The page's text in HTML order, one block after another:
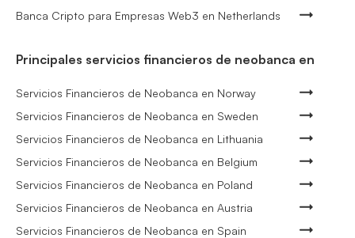
Banca Cripto para Empresas Web3 en Netherlands
Principales servicios financieros de neobanca en
Servicios Financieros de Neobanca en Norway
Servicios Financieros de Neobanca en Sweden
Servicios Financieros de Neobanca en Lithuania
Servicios Financieros de Neobanca en Belgium
Servicios Financieros de Neobanca en Poland
Servicios Financieros de Neobanca en Austria
Servicios Financieros de Neobanca en Spain